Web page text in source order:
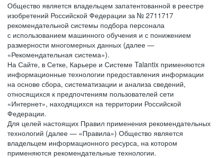
Общество является владельцем запатентованной в реестре
изобретений Российской Федерации за № 2711717
рекомендательной системы подбора персонала
с использованием машинного обучения и с понижением
размерности многомерных данных (далее —
«Рекомендательная система»).
На Сайте, в Сетке, Карьере и Системе Talantix применяются
информационные технологии предоставления информации
на основе сбора, систематизации и анализа сведений,
относящихся к предпочтениям пользователей сети
«Интернет», находящихся на территории Российской
Федерации.
Для целей настоящих Правил применения рекомендательных
технологий (далее — «Правила») Общество является
владельцем информационного ресурса, на котором
применяются рекомендательные технологии.